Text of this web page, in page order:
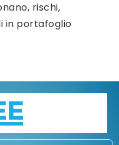
rischi,
in portafoglio